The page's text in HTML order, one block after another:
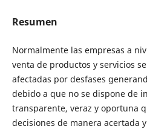
Resumen
Normalmente las empresas a
venta de productos y servicios
afectadas por desfases
debido a que no se dispone de
transparente, veraz y oportuna
decisiones de manera acertada